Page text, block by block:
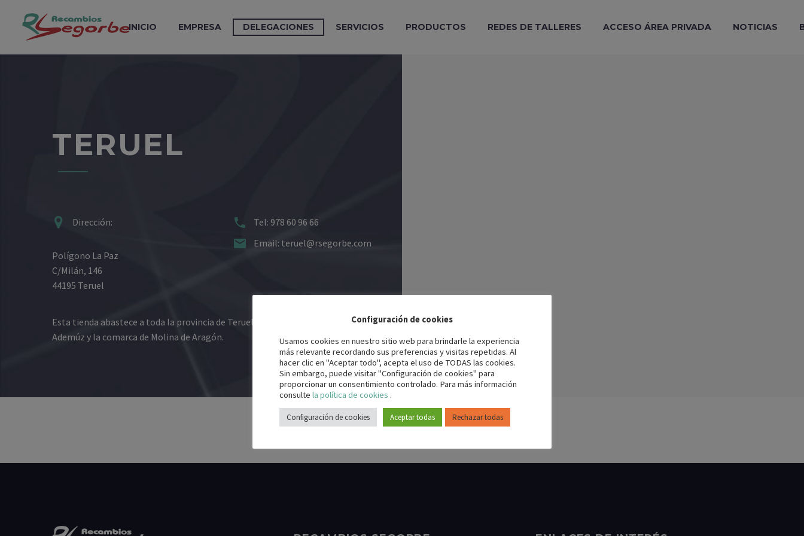
INICIO EMPRESA DELEGACIONES SERVICIOS PRODUCTOS REDES DE TALLERES ACCESO ÁREA PRIVADA NOTICIAS
TERUEL

 Dirección:
Polígono La Paz
C/Milán, 146
44195 Teruel

 Tel: 978 60 96 66

 Email: teruel@rsegorbe.com
Esta tienda abastece a toda la provincia de Teruel, la comarca de Daroca, Rincón de
Ademúz y la comarca de Molina de Aragón.
Configuración de cookies
Usamos cookies en nuestro sitio web para brindarle la experiencia
más relevante recordando sus preferencias y visitas repetidas. Al
hacer clic en "Aceptar todo", acepta el uso de TODAS las cookies.
Sin embargo, puede visitar "Configuración de cookies" para
proporcionar un consentimiento controlado. Para más información
consulte la política de cookies .
Configuración de cookies Aceptar todas Rechazar todas